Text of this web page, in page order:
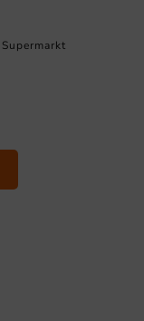
Supermarkt